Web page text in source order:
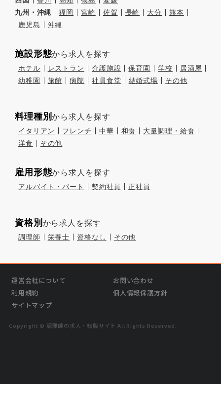
九州・沖縄
福岡 宮崎 佐賀 長崎 大分
熊本
鹿児島
沖縄
施設形態から求人を探す
ホテル レストラン 介護施設 保育園 学校
居酒屋
幼稚園
旅館 病院 社員食堂 結婚式場 その他
料理種別から求人を探す
イタリアン フレンチ 中華 和食
大量調理・給食
洋食
その他
雇用形態から求人を探す
アルバイト・パート 契約社員 正社員
資格別 から求人を探す
調理師 栄養士 資格なし その他
運営会社について
お問い合わせ
利用規約
個人情報保護方針
サイトマップ
Copyright © 調理師の求⼈・転職サイト All Rights Reserved.